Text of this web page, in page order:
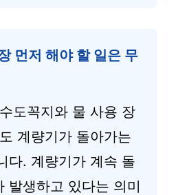
먼저 해야 할 일은 무
도꼭지와 물 사용 장
계량기가 돌아가는
다. 계량기가 계속 돌
발생하고 있다는 의미